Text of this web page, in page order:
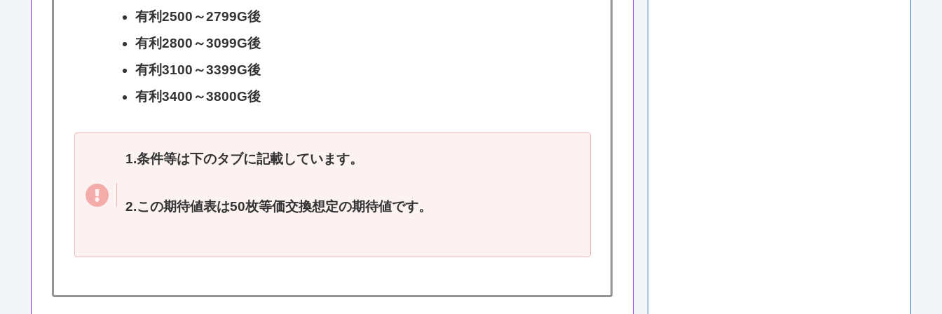
有利2500～2799G後
有利2800～3099G後
有利3100～3399G後
有利3400～3800G後
1.条件等は下のタブに記載しています。
2.この期待値表は50枚等価交換想定の期待値です。